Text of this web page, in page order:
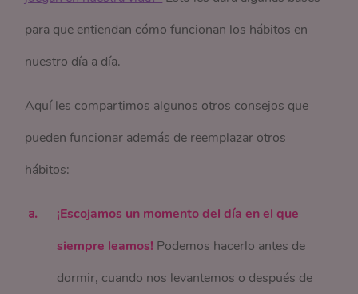
para que entiendan cómo funcionan los hábitos en
nuestro día a día.
Aquí les compartimos algunos otros consejos que
pueden funcionar además de reemplazar otros
hábitos:
¡Escojamos un momento del día en el que
siempre leamos! Podemos hacerlo antes de
dormir, cuando nos levantemos o después de